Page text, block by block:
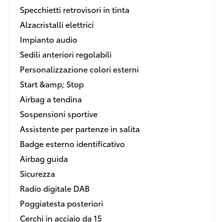
Specchietti retrovisori in tinta
Alzacristalli elettrici
Impianto audio
Sedili anteriori regolabili
Personalizzazione colori esterni
Start &amp; Stop
Airbag a tendina
Sospensioni sportive
Assistente per partenze in salita
Badge esterno identificativo
Airbag guida
Sicurezza
Radio digitale DAB
Poggiatesta posteriori
Cerchi in acciaio da 15